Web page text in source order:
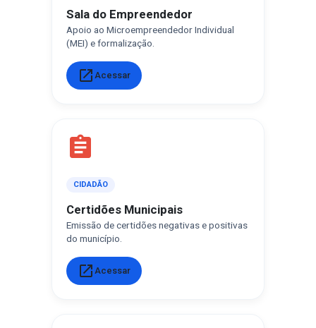
Sala do Empreendedor
Apoio ao Microempreendedor Individual
(MEI) e formalização.
open_in_new Acessar
assignment
CIDADÃO
Certidões Municipais
Emissão de certidões negativas e positivas
do município.
open_in_new Acessar